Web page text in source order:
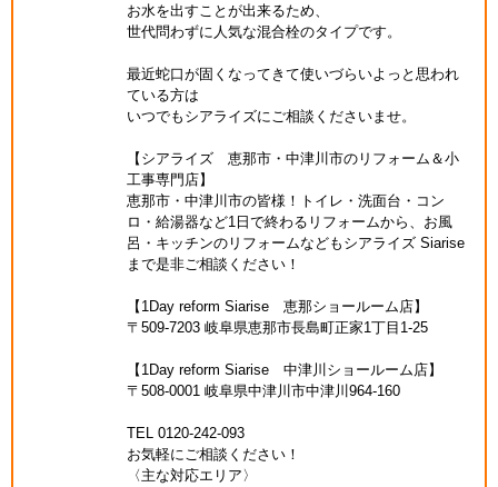
お水を出すことが出来るため、
世代問わずに人気な混合栓のタイプです。
最近蛇口が固くなってきて使いづらいよっと思われ
ている方は
いつでもシアライズにご相談くださいませ。
【シアライズ 恵那市・中津川市のリフォーム＆小
工事専門店】
恵那市・中津川市の皆様！トイレ・洗面台・コン
ロ・給湯器など1日で終わるリフォームから、お風
呂・キッチンのリフォームなどもシアライズ Siarise
まで是非ご相談ください！
【1Day reform Siarise 恵那ショールーム店】
〒509-7203 岐阜県恵那市長島町正家1丁目1-25
【1Day reform Siarise 中津川ショールーム店】
〒508-0001 岐阜県中津川市中津川964-160
TEL 0120-242-093
お気軽にご相談ください！
〈主な対応エリア〉